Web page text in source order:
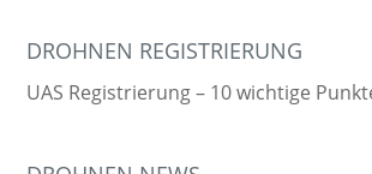
DROHNEN REGISTRIERUNG
UAS Registrierung – 10 wichtige